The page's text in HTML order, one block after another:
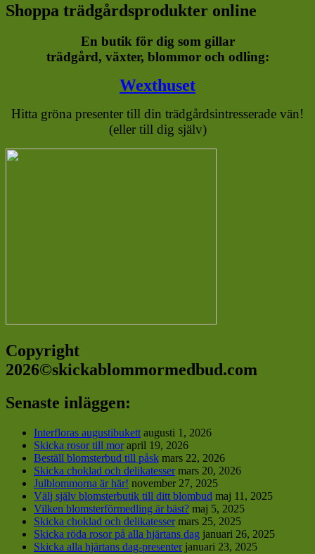
Shoppa trädgårdsprodukter online
En butik för dig som gillar
trädgård, växter, blommor och odling:
Wexthuset
Hitta gröna presenter till din trädgårdsintresserade vän!
(eller till dig själv)
Copyright
2026©skickablommormedbud.com
Senaste inläggen:
Interfloras augustibukett augusti 1, 2026
Skicka rosor till mor april 19, 2026
Beställ blomsterbud till påsk mars 22, 2026
Skicka choklad och delikatesser mars 20, 2026
Julblommorna är här! november 27, 2025
Välj själv blomsterbutik till ditt blombud maj 11, 2025
Vilken blomsterförmedling är bäst? maj 5, 2025
Skicka choklad och delikatesser mars 25, 2025
Skicka röda rosor på alla hjärtans dag januari 26, 2025
Skicka alla hjärtans dag-presenter januari 23, 2025